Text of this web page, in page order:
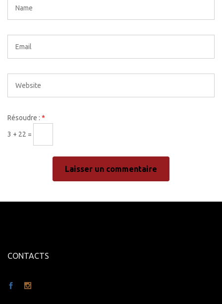
Résoudre : *
3 + 22 =
CONTACTS